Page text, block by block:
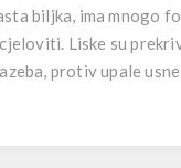
biljka, ima mnogo
Liske su
protiv upale